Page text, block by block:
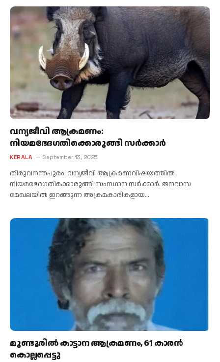
വന്യജീവി ആക്രമണം:
നിയമഭേദഗതിക്കൊരുങ്ങി സര്‍ക്കാര്‍
KERALA September 13, 2025
തിരുവനന്തപുരം: വന്യജീവി ആക്രമണവിഷയത്തിൽ
നിയമഭേദഗതിക്കൊരുങ്ങി സംസ്ഥാന സര്‍ക്കാര്‍. ജനവാസ
മേഖലയില്‍ ഇറങ്ങുന്ന അക്രമകാരികളായ…
മുണ്ടൂരിൽ കാട്ടാന ആക്രമണം, 61 കാരൻ
കൊല്ലപ്പെട്ടു